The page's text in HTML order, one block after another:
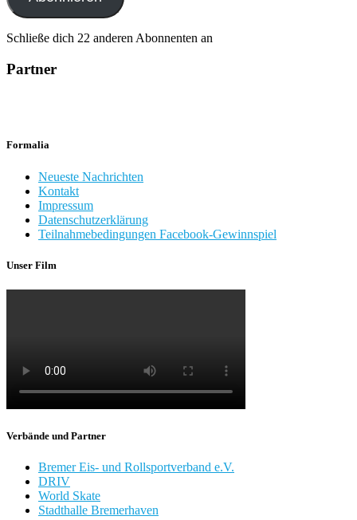
Schließe dich 22 anderen Abonnenten an
Partner
Formalia
Neueste Nachrichten
Kontakt
Impressum
Datenschutzerklärung
Teilnahmebedingungen Facebook-Gewinnspiel
Unser Film
Verbände und Partner
Bremer Eis- und Rollsportverband e.V.
DRIV
World Skate
Stadthalle Bremerhaven